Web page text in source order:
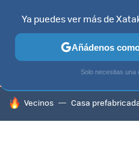
TELEVISORES CONTENIDOS
HOY SE HABLA DE
Vecinos Casa
Ya puedes ver más de
Añádenos
Solo necesitas una